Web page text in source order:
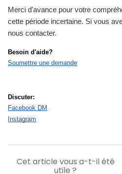
Merci d'avance pour votre
cette période incertaine. Si vous
nous contacter.
Besoin d'aide?
Soumettre une demande
Discuter:
Facebook DM
Instagram
Cet article vous a-t-il été
utile ?